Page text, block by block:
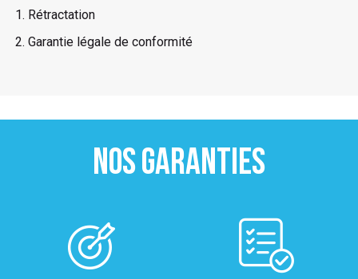
Rétractation
Garantie légale de conformité
NOS GARANTIES